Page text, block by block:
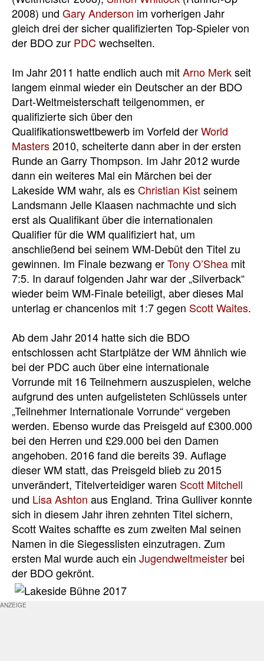
2008) und Gary Anderson im vorherigen Jahr
gleich drei der sicher qualifizierten Top-Spieler von
der BDO zur PDC wechselten.
Im Jahr 2011 hatte endlich auch mitArno Merkseit
langem einmal wieder ein Deutscher an der BDO
Dart-Weltmeisterschaft teilgenommen, er
qualifizierte sich über den
Qualifikationswettbewerb im Vorfeld derWorld
Masters2010, scheiterte dann aber in der ersten
Runde an Garry Thompson. Im Jahr 2012 wurde
dann ein weiteres Mal ein Märchen bei der
Lakeside WM wahr, als esChristian Kistseinem
Landsmann Jelle Klaasen nachmachte und sich
erst als Qualifikant über die internationalen
Qualifier für die WM qualifiziert hat, um
anschließend bei seinem WM-Debüt den Titel zu
gewinnen. Im Finale bezwang erTony O’Shea mit
7:5. In darauf folgenden Jahr war der „Silverback“
wieder beim WM-Finale beteiligt, aber dieses Mal
unterlag er chancenlos mit 1:7 gegen Scott Waites.
Ab dem Jahr 2014 hatte sich die BDO
entschlossen acht Startplätze der WM ähnlich wie
bei der PDC auch über eine internationale
Vorrunde mit 16 Teilnehmern auszuspielen, welche
aufgrund des unten aufgelisteten Schlüssels unter
„Teilnehmer Internationale Vorrunde“ vergeben
werden. Ebenso wurde das Preisgeld auf £300.000
bei den Herren und £29.000 bei den Damen
angehoben. 2016 fand die bereits 39. Auflage
dieser WM statt, das Preisgeld blieb zu 2015
unverändert, Titelverteidiger waren Scott Mitchell
und Lisa Ashton aus England. Trina Gulliver konnte
sich in diesem Jahr ihren zehnten Titel sichern,
Scott Waites schaffte es zum zweiten Mal seinen
Namen in die Siegesslisten einzutragen. Zum
ersten Mal wurde auch ein Jugendweltmeister bei
der BDO gekrönt.